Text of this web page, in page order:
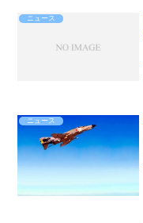
ニュース
ニュース